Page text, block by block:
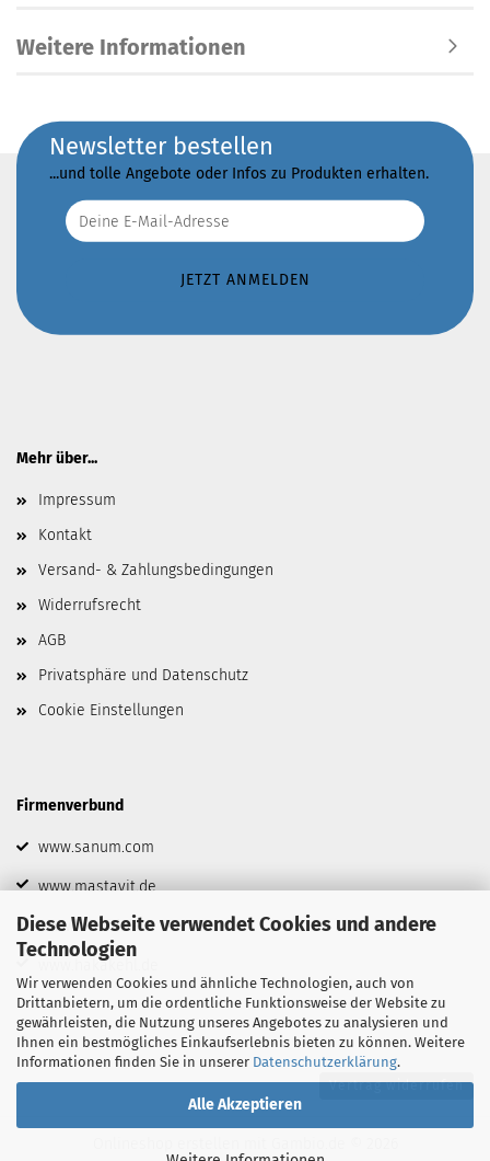
Diese Webseite verwendet Cookies und andere
Technologien
Wir verwenden Cookies und ähnliche Technologien, auch von
Drittanbietern, um die ordentliche Funktionsweise der Website zu
gewährleisten, die Nutzung unseres Angebotes zu analysieren und
Ihnen ein bestmögliches Einkaufserlebnis bieten zu können. Weitere
Informationen finden Sie in unserer Datenschutzerklärung.
Alle Akzeptieren
Weitere Informationen
Newsletter bestellen
...und tolle Angebote oder Infos zu Produkten erhalten.
Mehr über...
Impressum
Kontakt
Versand- & Zahlungsbedingungen
Widerrufsrecht
AGB
Privatsphäre und Datenschutz
Cookie Einstellungen
Firmenverbund
www.sanum.com
www.mastavit.de
www.biofrid.de
www.hakakehl.de
Vertrag widerrufen